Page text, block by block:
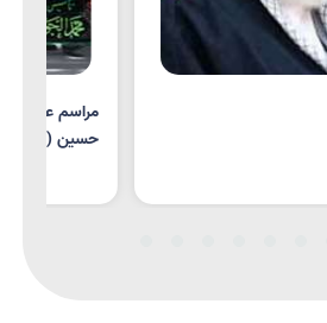
مراسم
حسین (ع)